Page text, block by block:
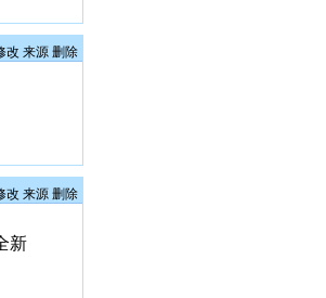
改 来源 删除
改 来源 删除
新